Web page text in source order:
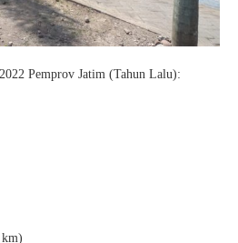
Pemprov Jatim (Tahun Lalu):
km)